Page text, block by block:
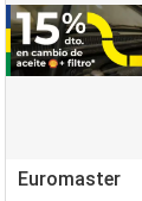
Euromaster